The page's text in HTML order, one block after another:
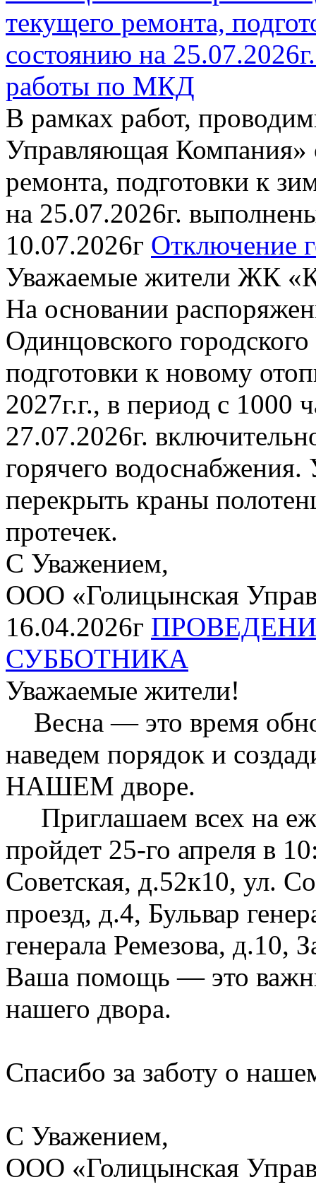
текущего ремонта,
состоянию на
работы по МКД
В рамках работ,
Управляющая Компания»
ремонта, подготовки к
на 25.07.2026г.
10.07.2026г Отключение
Уважаемые жители ЖК
На основании
Одинцовского
подготовки к новому
2027г.г., в период с 1000
27.07.2026г.
горячего водоснабжения.
перекрыть краны
протечек.
С Уважением,
ООО «Голицынская
16.04.2026г
СУББОТНИКА
Уважаемые жители!
Весна — это время
наведем порядок и
НАШЕМ дворе.
Приглашаем всех на
пройдет 25-го апреля в
Советская, д.52к10, ул.
проезд, д.4, Бульвар
генерала Ремезова, д.10,
Ваша помощь — это
нашего двора.
Спасибо за заботу о
С Уважением,
ООО «Голицынская